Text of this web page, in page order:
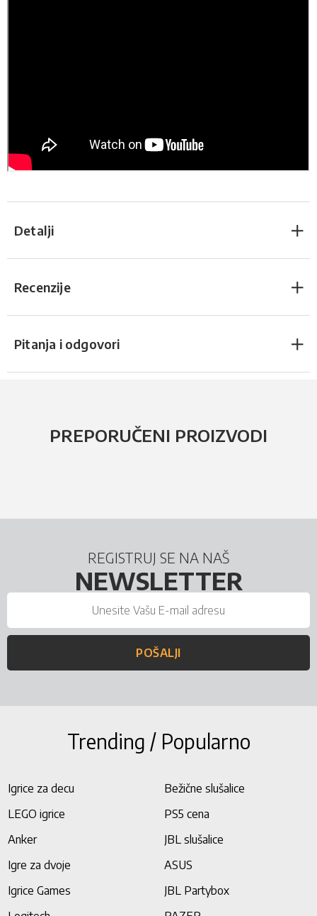
Detalji
Recenzije
Pitanja i odgovori
PREPORUČENI PROIZVODI
REGISTRUJ SE NA NAŠ
NEWSLETTER
POŠALJI
Trending / Popularno
Igrice za decu
Bežične slušalice
LEGO igrice
PS5 cena
Anker
JBL slušalice
Igre za dvoje
ASUS
Igrice Games
JBL Partybox